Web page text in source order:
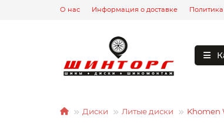
О нас Информация о доставке
Диски Литые диски Khomen